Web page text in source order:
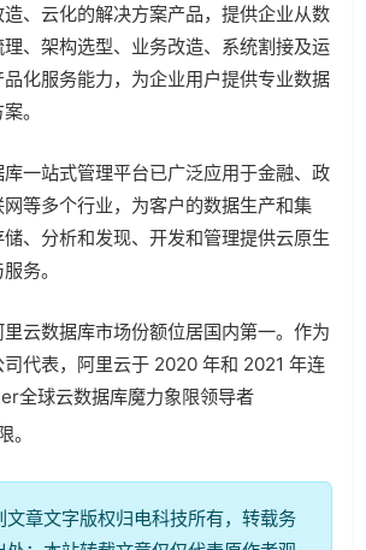
、云化的解决方案产品，提供企业从数
、架构选型、业务改造、系统割接及运
化服务能力，为企业用户提供专业数据
。
库一站式管理平台已广泛应用于金融、政
等多个行业，为客户的数据生产和集
、分析和发现、开发和管理提供云原生
务。
云数据库市场份额位居国内第一。作为
代表，阿里云于 2020 年和 2021 年连
全球云数据库魔力象限领导者
。
文章文字版权归电科技所有，转载务